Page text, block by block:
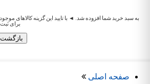
به سبد خرید شما افزوده شد. ◄ با تایید این گزینه کالاهای
برای
صفحه اصلی